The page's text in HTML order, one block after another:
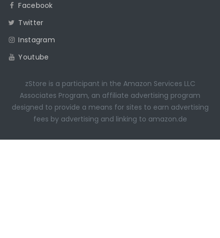
Facebook
Twitter
Instagram
Youtube
zStore is a participant in the Amazon Services LLC
Associates Program, an affiliate advertising program
designed to provide a means for sites to earn advertising
fees by advertising and linking to amazon.de